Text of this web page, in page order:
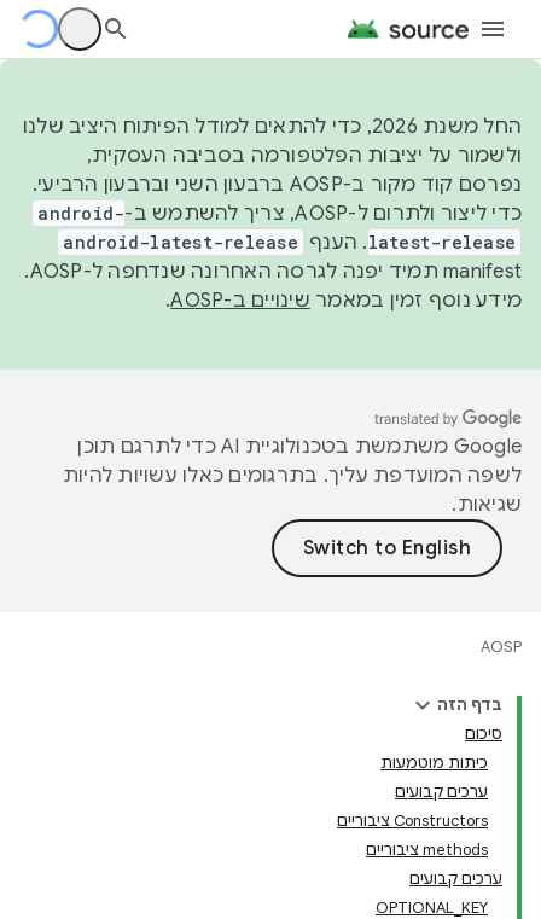
החל משנת 2026, כדי להתאים למודל הפיתוח היציב שלנו
ולשמור על יציבות הפלטפורמה בסביבה העסקית,
נפרסם קוד מקור ב-AOSP ברבעון השני וברבעון הרביעי.
כדי ליצור ולתרום ל-AOSP, צריך להשתמש ב-
android-
latest-release. הענף android-latest-release
manifest תמיד יפנה לגרסה האחרונה שנדחפה ל-AOSP.
מידע נוסף זמין במאמר שינויים ב-AOSP .
‫Google משתמשת בטכנולוגיית AI כדי לתרגם תוכן
לשפה המועדפת עליך. בתרגומים כאלו עשויות להיות
שגיאות.
AOSP
בדף הזה
סיכום
כיתות מוטמעות
ערכים קבועים
‫Constructors ציבוריים
‫methods ציבוריים
ערכים קבועים
OPTIONAL_KEY